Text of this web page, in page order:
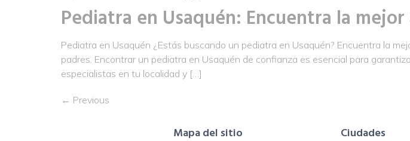
Pediatra en Usaquén: Encuentra la
Pediatra en Usaquén ¿Estás buscando un pediatra en Usaquén? Encuentra la
padres. Encontrar un pediatra en Usaquén de confianza es esencial para
especialistas en tu localidad y […]
← Previous
Mapa del sitio Ciudades